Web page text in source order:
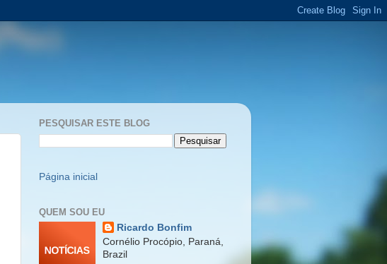
PESQUISAR ESTE BLOG
Página inicial
QUEM SOU EU
Ricardo Bonfim
Cornélio Procópio, Paraná,
Brazil